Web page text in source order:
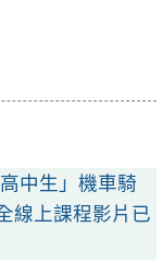
中生」機車騎
線上課程影片已